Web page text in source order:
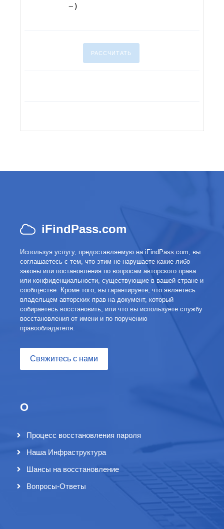
~)
РАССЧИТАТЬ
iFindPass.com
Используя услугу, предоставляемую на iFindPass.com, вы
соглашаетесь с тем, что этим не нарушаете какие-либо
законы или постановления по вопросам авторского права
или конфиденциальности, существующие в вашей стране и
сообществе. Кроме того, вы гарантируете, что являетесь
владельцем авторских прав на документ, который
собираетесь восстановить, или что вы используете службу
восстановления от имени и по поручению
правообладателя.
Свяжитесь с нами
О
Процесс восстановления пароля
Наша Инфраструктура
Шансы на восстановление
Вопросы-Ответы